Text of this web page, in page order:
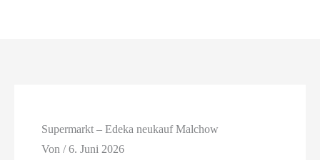
Supermarkt – Edeka neukauf Malchow
Von/6. Juni 2026